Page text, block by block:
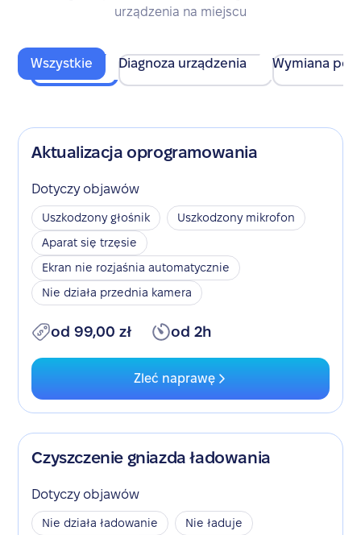
urządzenia na miejscu
Wszystkie Diagnoza urządzenia Wymiana
Aktualizacja oprogramowania
Dotyczy objawów
Uszkodzony głośnik
Uszkodzony mikrofon
Aparat się trzęsie
Ekran nie rozjaśnia automatycznie
Nie działa przednia kamera
od 99,00 zł od 2h
Zleć naprawę
Czyszczenie gniazda ładowania
Dotyczy objawów
Nie działa ładowanie
Nie ładuje